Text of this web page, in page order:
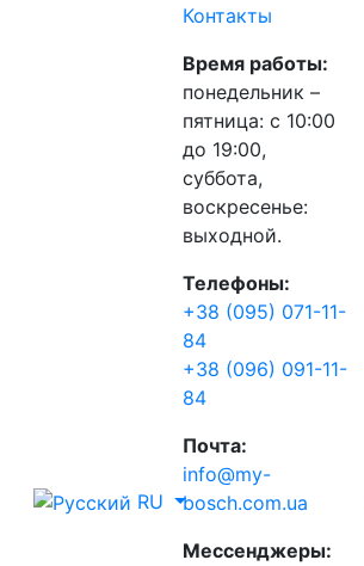
RU
Контакты
Время работы:
понедельник –
пятница: с 10:00
до 19:00,
суббота,
воскресенье:
выходной.
Телефоны:
+38 (095) 071-11-
84
+38 (096) 091-11-
84
Почта:
info@my-
bosch.com.ua
Мессенджеры: